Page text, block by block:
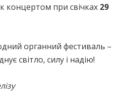
концертом при свічках 29
органний фестиваль –
світло, силу і надію!